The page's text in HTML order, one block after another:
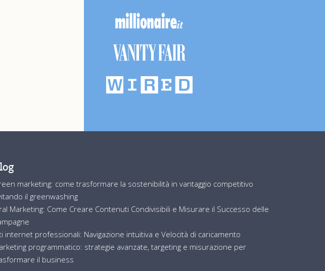
marketing: come trasformare la sostenibilità in vantaggio competitivo
il greenwashing
Marketing: Come Creare Contenuti Condivisibili e Misurare il Successo delle
internet professionali: Navigazione intuitiva e Velocità di caricamento
programmatico: strategie avanzate, targeting e misurazione per
il business